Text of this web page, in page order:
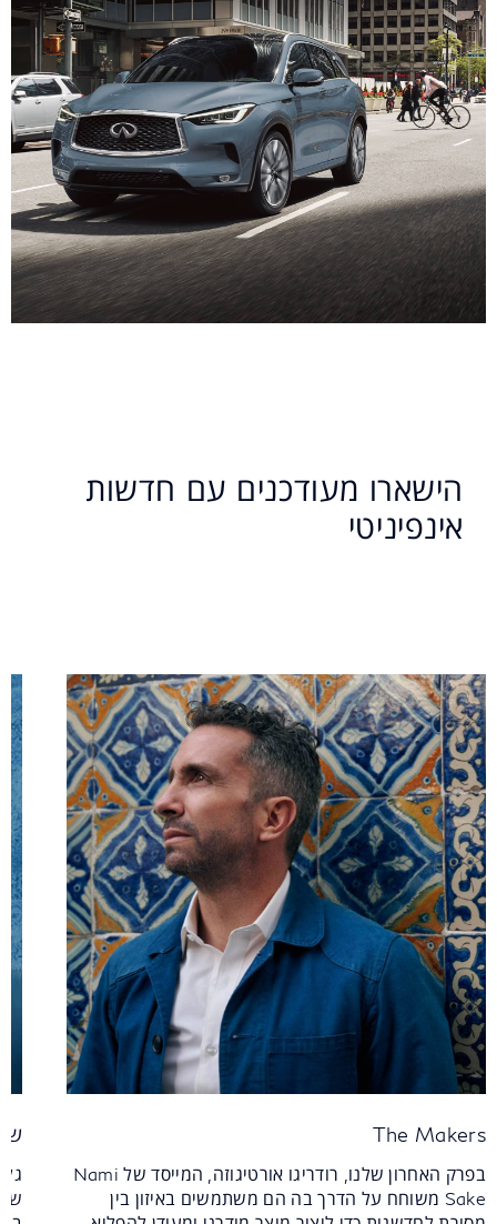
הישארו מעודכנים עם חדשות
אינפיניטי
The Makers
בפרק האחרון שלנו, רודריגו אורטיגוזה, המייסד של Nami
Sake משוחח על הדרך בה הם משתמשים באיזון בין